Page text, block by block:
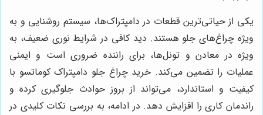
یکی از حیاتی‌ترین قطعات در دامپتراک‌ها، سیستم روشنایی و به
ویژه چراغ‌های جلو هستند. دید کافی در شرایط نوری ضعیف، به
ویژه در معادن و تونل‌ها، برای راننده ضروری است و ایمنی
عملیات را تضمین می‌کند. خرید چراغ جلو دامپتراک کوماتسو با
کیفیت و استاندارد، می‌تواند از بروز حوادث جلوگیری کرده و
راندمان کاری را افزایش دهد. در ادامه، به بررسی نکات کلیدی در